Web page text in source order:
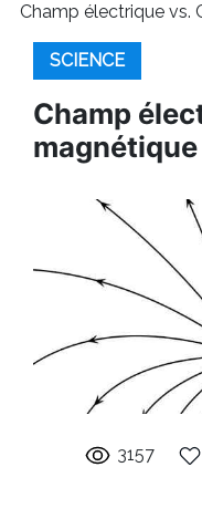
Champ électrique vs.
SCIENCE
Champ
magnétique
3157